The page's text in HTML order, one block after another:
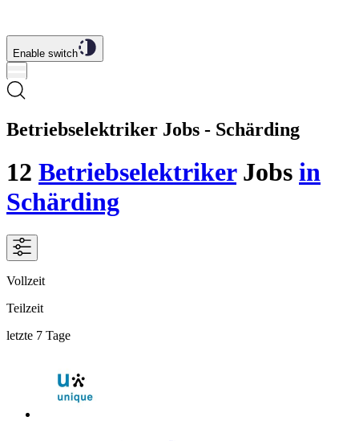
Enable switch
Betriebselektriker Jobs - Schärding
12 BetriebselektrikerJobs in
Schärding
Vollzeit
Teilzeit
letzte 7 Tage